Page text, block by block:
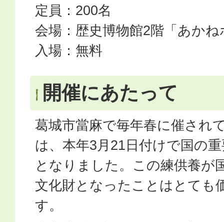
定員：200名
会場：歴史博物館2階「あかね
入場：無料
開催にあたって
葛城市當麻で毎年春に催され
は、本年3月21日付けで国の
となりました。この練供養が
文化財となったことはとても
す。